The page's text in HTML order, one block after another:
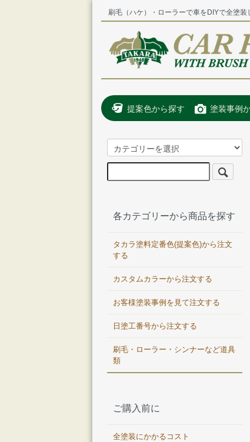
刷毛（ハケ）・ローラーで車をDIYで全塗装
提案色から探す 塗装事例
各カテゴリーから商品を探す
タカラ塗料定番色(提案色)から注文
する
カスタムカラーから注文する
お客様塗装事例を見て注文する
日塗工番号から注文する
刷毛・ローラー・シンナーなど道具
類
ご購入前に
全塗装にかかるコスト